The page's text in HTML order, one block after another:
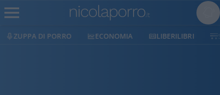
ECONOMIA LIBERILIBRI SHOP SOSTIENICI